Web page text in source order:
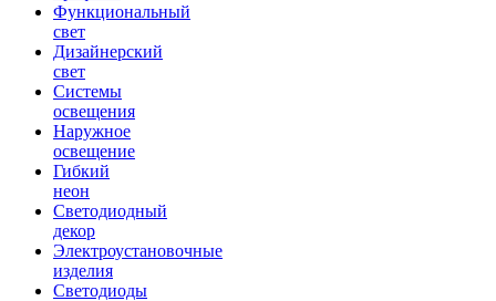
Функциональный
свет
Дизайнерский
свет
Системы
освещения
Наружное
освещение
Гибкий
неон
Светодиодный
декор
Электроустановочные
изделия
Светодиоды